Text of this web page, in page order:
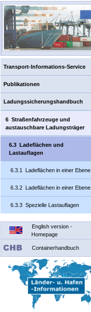
Transport-Informations-Service
Publikationen
Ladungssicherungshandbuch
6 Straßenfahrzeuge und
austauschbare Ladungsträger
6.3 Ladeflächen und
Lastauflagen
6.3.1 Ladeflächen in einer Ebene
6.3.2 Ladeflächen in einer Ebene
6.3.3 Spezielle Lastauflagen
English version -
Homepage
Containerhandbuch